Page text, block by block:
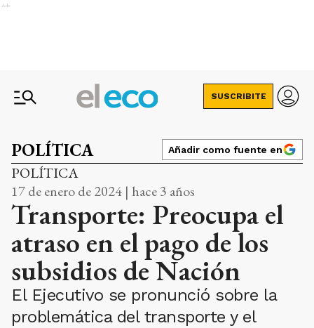
Ads
SUSCRIBITE
POLÍTICA Añadir como fuente en
POLÍTICA
17 de enero de 2024 | hace 3 años
Transporte: Preocupa el
atraso en el pago de los
subsidios de Nación
El Ejecutivo se pronunció sobre la
problemática del transporte y el